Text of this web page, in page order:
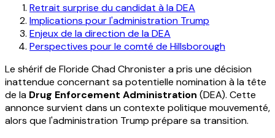
Retrait surprise du candidat à la DEA
Implications pour l'administration Trump
Enjeux de la direction de la DEA
Perspectives pour le comté de Hillsborough
Le shérif de Floride Chad Chronister a pris une décision
inattendue concernant sa potentielle nomination à la tête
de la Drug Enforcement Administration (DEA). Cette
annonce survient dans un contexte politique mouvementé,
alors que l'administration Trump prépare sa transition.